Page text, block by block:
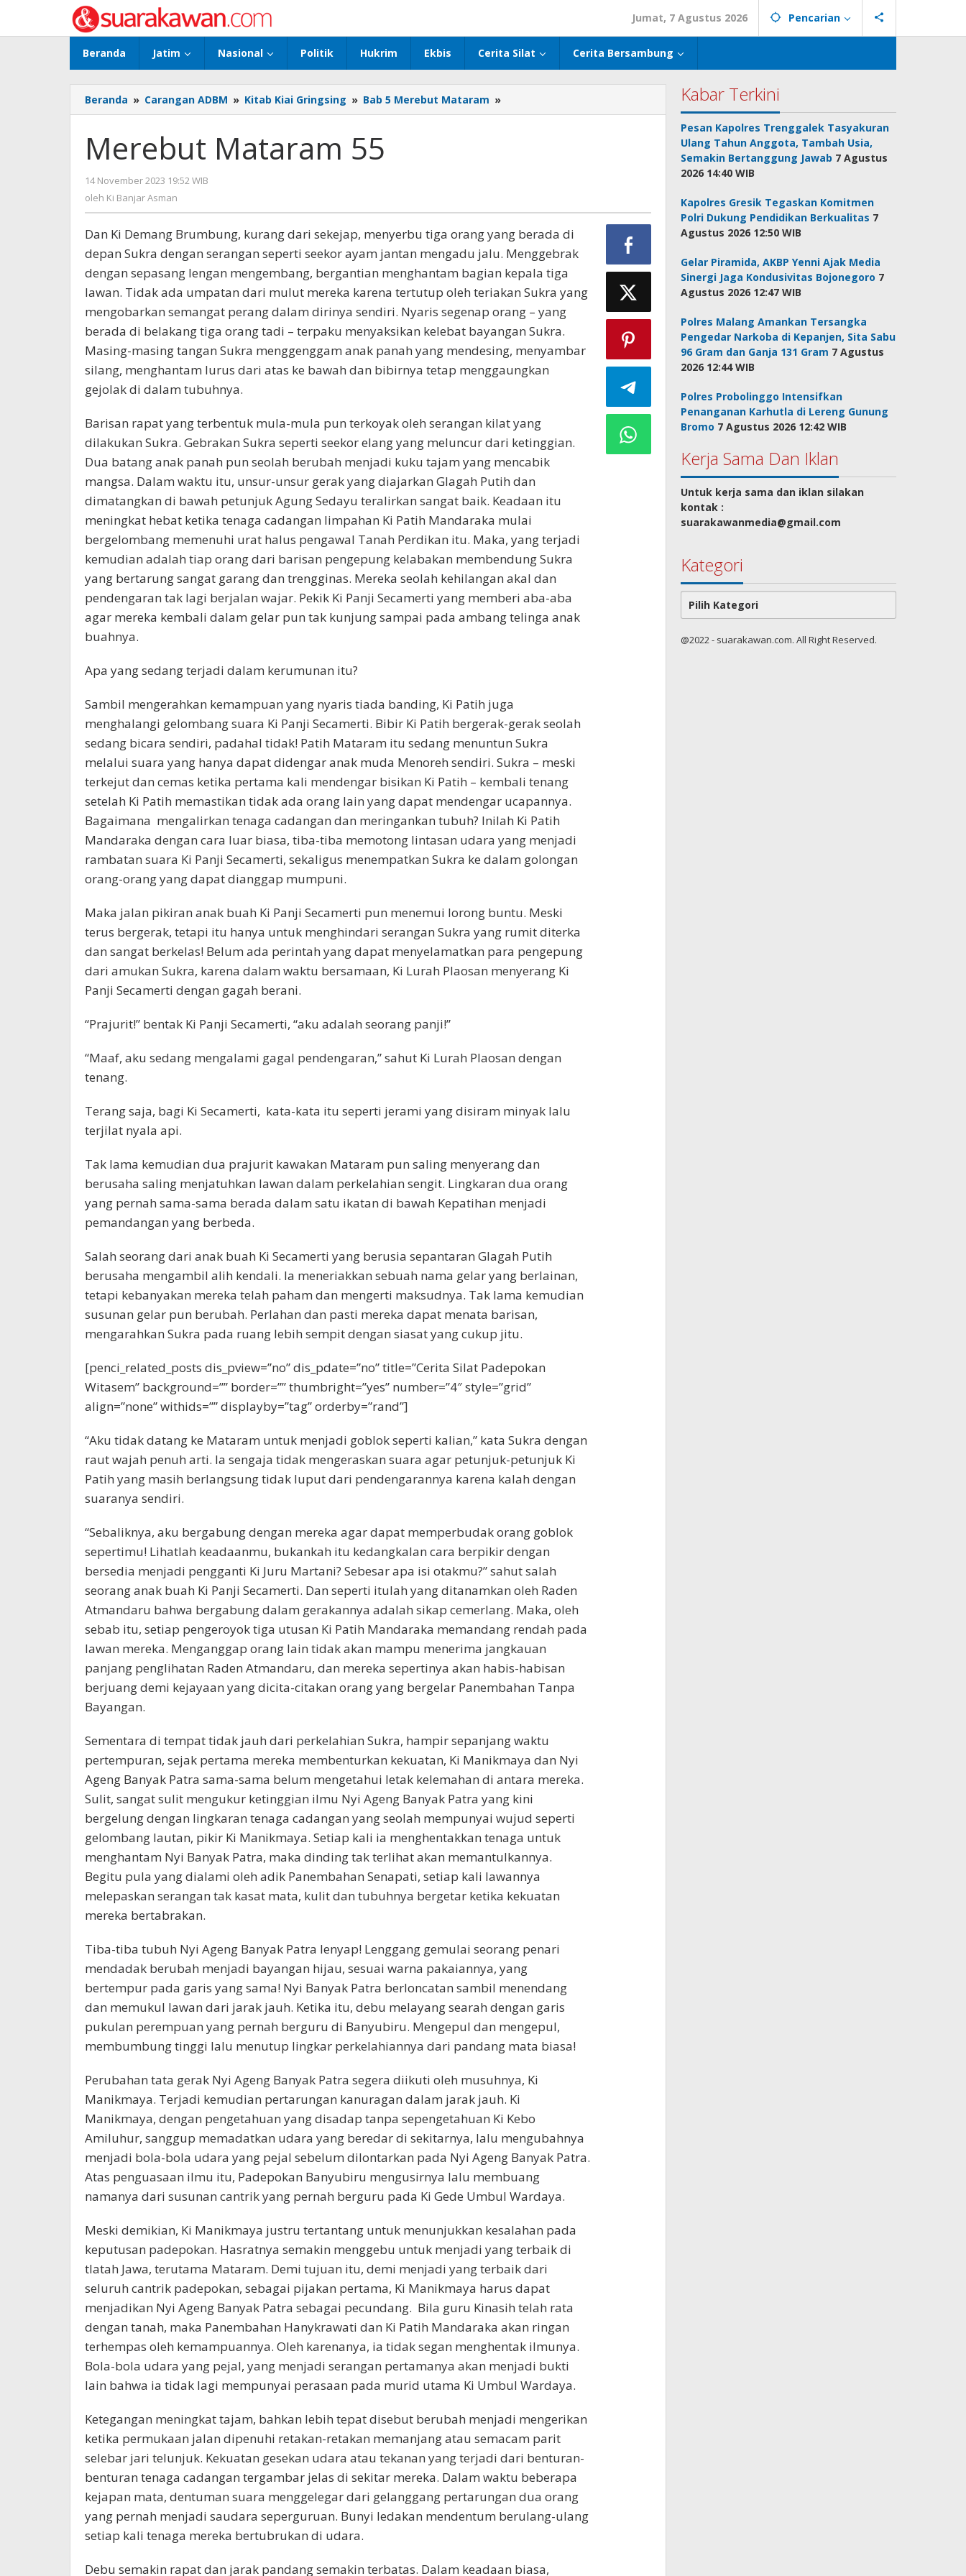
konten
Jumat, 7 Agustus 2026 Pencarian
Beranda Jatim Nasional Politik Hukrim Ekbis Cerita Silat Cerita Bersambung
Beranda » Carangan ADBM » Kitab Kiai Gringsing » Bab 5 Merebut Mataram »
Mataram
Merebut Mataram 55
14 November 2023 19:52 WIB
oleh Ki Banjar Asman
Dan Ki Demang Brumbung, kurang dari sekejap, menyerbu tiga orang yang berada di
depan Sukra dengan serangan seperti seekor ayam jantan mengadu jalu. Menggebrak
dengan sepasang lengan mengembang, bergantian menghantam bagian kepala tiga
lawan. Tidak ada umpatan dari mulut mereka karena tertutup oleh teriakan Sukra yang
mengobarkan semangat perang dalam dirinya sendiri. Nyaris segenap orang – yang
berada di belakang tiga orang tadi – terpaku menyaksikan kelebat bayangan Sukra.
Masing-masing tangan Sukra menggenggam anak panah yang mendesing, menyambar
silang, menghantam lurus dari atas ke bawah dan bibirnya tetap menggaungkan
gejolak di dalam tubuhnya.
Barisan rapat yang terbentuk mula-mula pun terkoyak oleh serangan kilat yang
dilakukan Sukra. Gebrakan Sukra seperti seekor elang yang meluncur dari ketinggian.
Dua batang anak panah pun seolah berubah menjadi kuku tajam yang mencabik
mangsa. Dalam waktu itu, unsur-unsur gerak yang diajarkan Glagah Putih dan
dimatangkan di bawah petunjuk Agung Sedayu teralirkan sangat baik. Keadaan itu
meningkat hebat ketika tenaga cadangan limpahan Ki Patih Mandaraka mulai
bergelombang memenuhi urat halus pengawal Tanah Perdikan itu. Maka, yang terjadi
kemudian adalah tiap orang dari barisan pengepung kelabakan membendung Sukra
yang bertarung sangat garang dan trengginas. Mereka seolah kehilangan akal dan
pendengaran tak lagi berjalan wajar. Pekik Ki Panji Secamerti yang memberi aba-aba
agar mereka kembali dalam gelar pun tak kunjung sampai pada ambang telinga anak
buahnya.
Apa yang sedang terjadi dalam kerumunan itu?
Sambil mengerahkan kemampuan yang nyaris tiada banding, Ki Patih juga
menghalangi gelombang suara Ki Panji Secamerti. Bibir Ki Patih bergerak-gerak seolah
sedang bicara sendiri, padahal tidak! Patih Mataram itu sedang menuntun Sukra
melalui suara yang hanya dapat didengar anak muda Menoreh sendiri. Sukra – meski
terkejut dan cemas ketika pertama kali mendengar bisikan Ki Patih – kembali tenang
setelah Ki Patih memastikan tidak ada orang lain yang dapat mendengar ucapannya.
Bagaimana mengalirkan tenaga cadangan dan meringankan tubuh? Inilah Ki Patih
Mandaraka dengan cara luar biasa, tiba-tiba memotong lintasan udara yang menjadi
rambatan suara Ki Panji Secamerti, sekaligus menempatkan Sukra ke dalam golongan
orang-orang yang dapat dianggap mumpuni.
Maka jalan pikiran anak buah Ki Panji Secamerti pun menemui lorong buntu. Meski
terus bergerak, tetapi itu hanya untuk menghindari serangan Sukra yang rumit diterka
dan sangat berkelas! Belum ada perintah yang dapat menyelamatkan para pengepung
dari amukan Sukra, karena dalam waktu bersamaan, Ki Lurah Plaosan menyerang Ki
Panji Secamerti dengan gagah berani.
“Prajurit!” bentak Ki Panji Secamerti, “aku adalah seorang panji!”
“Maaf, aku sedang mengalami gagal pendengaran,” sahut Ki Lurah Plaosan dengan
tenang.
Terang saja, bagi Ki Secamerti, kata-kata itu seperti jerami yang disiram minyak lalu
terjilat nyala api.
Tak lama kemudian dua prajurit kawakan Mataram pun saling menyerang dan
berusaha saling menjatuhkan lawan dalam perkelahian sengit. Lingkaran dua orang
yang pernah sama-sama berada dalam satu ikatan di bawah Kepatihan menjadi
pemandangan yang berbeda.
Salah seorang dari anak buah Ki Secamerti yang berusia sepantaran Glagah Putih
berusaha mengambil alih kendali. Ia meneriakkan sebuah nama gelar yang berlainan,
tetapi kebanyakan mereka telah paham dan mengerti maksudnya. Tak lama kemudian
susunan gelar pun berubah. Perlahan dan pasti mereka dapat menata barisan,
mengarahkan Sukra pada ruang lebih sempit dengan siasat yang cukup jitu.
[penci_related_posts dis_pview=”no” dis_pdate=”no” title=”Cerita Silat Padepokan
Witasem” background=”” border=”” thumbright=”yes” number=”4″ style=”grid”
align=”none” withids=”” displayby=”tag” orderby=”rand”]
“Aku tidak datang ke Mataram untuk menjadi goblok seperti kalian,” kata Sukra dengan
raut wajah penuh arti. Ia sengaja tidak mengeraskan suara agar petunjuk-petunjuk Ki
Patih yang masih berlangsung tidak luput dari pendengarannya karena kalah dengan
suaranya sendiri.
“Sebaliknya, aku bergabung dengan mereka agar dapat memperbudak orang goblok
sepertimu! Lihatlah keadaanmu, bukankah itu kedangkalan cara berpikir dengan
bersedia menjadi pengganti Ki Juru Martani? Sebesar apa isi otakmu?” sahut salah
seorang anak buah Ki Panji Secamerti. Dan seperti itulah yang ditanamkan oleh Raden
Atmandaru bahwa bergabung dalam gerakannya adalah sikap cemerlang. Maka, oleh
sebab itu, setiap pengeroyok tiga utusan Ki Patih Mandaraka memandang rendah pada
lawan mereka. Menganggap orang lain tidak akan mampu menerima jangkauan
panjang penglihatan Raden Atmandaru, dan mereka sepertinya akan habis-habisan
berjuang demi kejayaan yang dicita-citakan orang yang bergelar Panembahan Tanpa
Bayangan.
Sementara di tempat tidak jauh dari perkelahian Sukra, hampir sepanjang waktu
pertempuran, sejak pertama mereka membenturkan kekuatan, Ki Manikmaya dan Nyi
Ageng Banyak Patra sama-sama belum mengetahui letak kelemahan di antara mereka.
Sulit, sangat sulit mengukur ketinggian ilmu Nyi Ageng Banyak Patra yang kini
bergelung dengan lingkaran tenaga cadangan yang seolah mempunyai wujud seperti
gelombang lautan, pikir Ki Manikmaya. Setiap kali ia menghentakkan tenaga untuk
menghantam Nyi Banyak Patra, maka dinding tak terlihat akan memantulkannya.
Begitu pula yang dialami oleh adik Panembahan Senapati, setiap kali lawannya
melepaskan serangan tak kasat mata, kulit dan tubuhnya bergetar ketika kekuatan
mereka bertabrakan.
Tiba-tiba tubuh Nyi Ageng Banyak Patra lenyap! Lenggang gemulai seorang penari
mendadak berubah menjadi bayangan hijau, sesuai warna pakaiannya, yang
bertempur pada garis yang sama! Nyi Banyak Patra berloncatan sambil menendang
dan memukul lawan dari jarak jauh. Ketika itu, debu melayang searah dengan garis
pukulan perempuan yang pernah berguru di Banyubiru. Mengepul dan mengepul,
membumbung tinggi lalu menutup lingkar perkelahiannya dari pandang mata biasa!
Perubahan tata gerak Nyi Ageng Banyak Patra segera diikuti oleh musuhnya, Ki
Manikmaya. Terjadi kemudian pertarungan kanuragan dalam jarak jauh. Ki
Manikmaya, dengan pengetahuan yang disadap tanpa sepengetahuan Ki Kebo
Amiluhur, sanggup memadatkan udara yang beredar di sekitarnya, lalu mengubahnya
menjadi bola-bola udara yang pejal sebelum dilontarkan pada Nyi Ageng Banyak Patra.
Atas penguasaan ilmu itu, Padepokan Banyubiru mengusirnya lalu membuang
namanya dari susunan cantrik yang pernah berguru pada Ki Gede Umbul Wardaya.
Meski demikian, Ki Manikmaya justru tertantang untuk menunjukkan kesalahan pada
keputusan padepokan. Hasratnya semakin menggebu untuk menjadi yang terbaik di
tlatah Jawa, terutama Mataram. Demi tujuan itu, demi menjadi yang terbaik dari
seluruh cantrik padepokan, sebagai pijakan pertama, Ki Manikmaya harus dapat
menjadikan Nyi Ageng Banyak Patra sebagai pecundang. Bila guru Kinasih telah rata
dengan tanah, maka Panembahan Hanykrawati dan Ki Patih Mandaraka akan ringan
terhempas oleh kemampuannya. Oleh karenanya, ia tidak segan menghentak ilmunya.
Bola-bola udara yang pejal, yang menjadi serangan pertamanya akan menjadi bukti
lain bahwa ia tidak lagi mempunyai perasaan pada murid utama Ki Umbul Wardaya.
Ketegangan meningkat tajam, bahkan lebih tepat disebut berubah menjadi mengerikan
ketika permukaan jalan dipenuhi retakan-retakan memanjang atau semacam parit
selebar jari telunjuk. Kekuatan gesekan udara atau tekanan yang terjadi dari benturan-
benturan tenaga cadangan tergambar jelas di sekitar mereka. Dalam waktu beberapa
kejapan mata, dentuman suara menggelegar dari gelanggang pertarungan dua orang
yang pernah menjadi saudara seperguruan. Bunyi ledakan mendentum berulang-ulang
setiap kali tenaga mereka bertubrukan di udara.
Debu semakin rapat dan jarak pandang semakin terbatas. Dalam keadaan biasa,
Kabar Terkini
Pesan Kapolres Trenggalek Tasyakuran
Ulang Tahun Anggota, Tambah Usia,
Semakin Bertanggung Jawab 7 Agustus
2026 14:40 WIB
Kapolres Gresik Tegaskan Komitmen
Polri Dukung Pendidikan Berkualitas 7
Agustus 2026 12:50 WIB
Gelar Piramida, AKBP Yenni Ajak Media
Sinergi Jaga Kondusivitas Bojonegoro 7
Agustus 2026 12:47 WIB
Polres Malang Amankan Tersangka
Pengedar Narkoba di Kepanjen, Sita Sabu
96 Gram dan Ganja 131 Gram 7 Agustus
2026 12:44 WIB
Polres Probolinggo Intensifkan
Penanganan Karhutla di Lereng Gunung
Bromo 7 Agustus 2026 12:42 WIB
Kerja Sama Dan Iklan
Untuk kerja sama dan iklan silakan
kontak :
suarakawanmedia@gmail.com
Kategori
Kategori
@2022 - suarakawan.com. All Right Reserved.